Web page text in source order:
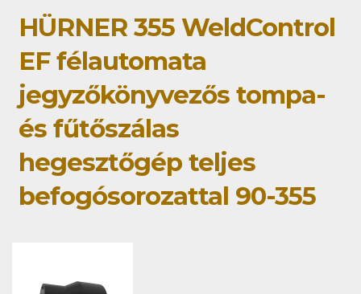
HÜRNER 355 WeldControl
EF félautomata
jegyzőkönyvezős tompa-
és fűtőszálas
hegesztőgép teljes
befogósorozattal 90-355